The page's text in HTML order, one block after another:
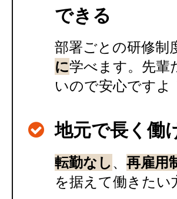
できる
部署ごとの研修制
に学べます。先輩
いので安心ですよ
地元で長く働
転勤なし、 再雇用
を据えて働きた